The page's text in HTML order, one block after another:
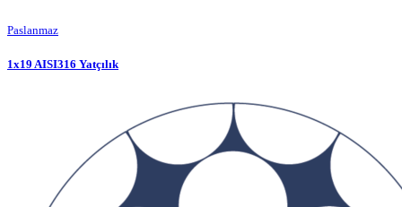
Paslanmaz
1x19 AISI316 Yatçılık